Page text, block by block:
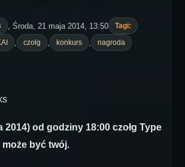
, Środa, 21 maja 2014, 13:50
Tagi:
czołg konkurs nagroda
2014) od godziny 18:00 czołg Type
może być twój.